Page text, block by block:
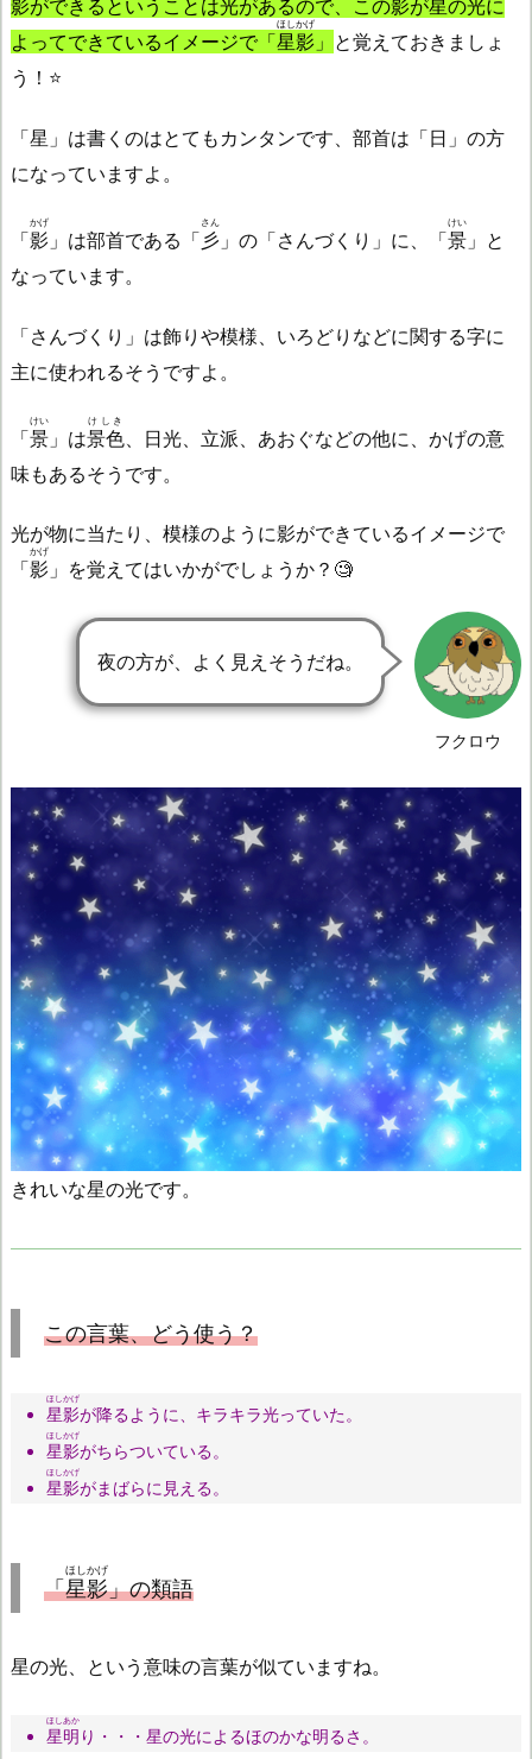
影ができるということは光があるので、この影が星の光に
よってできているイメージで「星影
ほしかげ
」 と覚えておきましょ
う！⭐
「星」は書くのはとてもカンタンです、部首は「日」の方
になっていますよ。
「影
かげ
」は部首である「 彡
さん
」の「さんづくり」に、「景
けい
」と
なっています。
「さんづくり」は飾りや模様、いろどりなどに関する字に
主に使われるそうですよ。
「景
けい
」は景色
けしき
、日光、立派、あおぐなどの他に、かげの意
味もあるそうです。
光が物に当たり、模様のように影ができているイメージで
「影
かげ
」を覚えてはいかがでしょうか？🧐
フクロウ
夜の方が、よく見えそうだね。
きれいな星の光です。
この言葉、どう使う？
星影
ほしかげ
が降るように、キラキラ光っていた。
星影
ほしかげ
がちらついている。
星影
ほしかげ
がまばらに見える。
「星影
ほしかげ
」の類語
星の光、という意味の言葉が似ていますね。
星明
ほしあか
り・・・星の光によるほのかな明るさ。